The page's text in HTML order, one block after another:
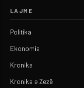
LAJME
Politika
Ekonomia
Kronika
Kronika e Zezë